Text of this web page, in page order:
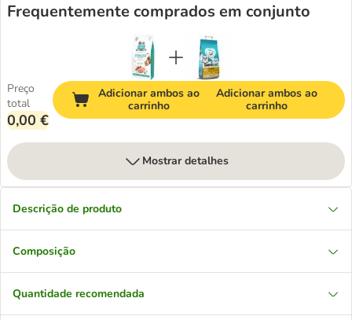
Frequentemente comprados em conjunto
Preço
total
0,00 €
Adicionar ambos ao
carrinho
Adicionar ambos ao
carrinho
Mostrar detalhes
Descrição de produto
Composição
Quantidade recomendada